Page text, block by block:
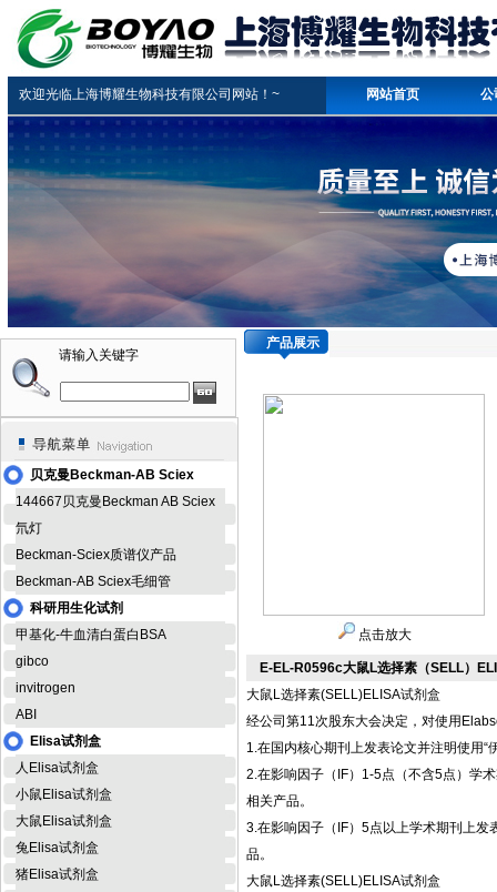
欢迎光临上海博耀生物科技有限公司网站！~ 网站首页 公
请输入关键字
贝克曼Beckman-AB Sciex
144667贝克曼Beckman AB Sciex
氘灯
Beckman-Sciex质谱仪产品
Beckman-AB Sciex毛细管
科研用生化试剂
甲基化-牛血清白蛋白BSA
gibco
invitrogen
ABI
Elisa试剂盒
人Elisa试剂盒
小鼠Elisa试剂盒
大鼠Elisa试剂盒
兔Elisa试剂盒
猪Elisa试剂盒
产品展示
点击放大
E-EL-R0596c大鼠L选择素（SELL）
大鼠L选择素(SELL)ELISA试剂盒
经公司第11次股东大会决定，对使用
1.在国内核心期刊上发表论文并注明使用
2.在影响因子（IF）1-5点（不含5点）学
相关产品。
3.在影响因子（IF）5点以上学术期刊上
品。
大鼠L选择素(SELL)ELISA试剂盒